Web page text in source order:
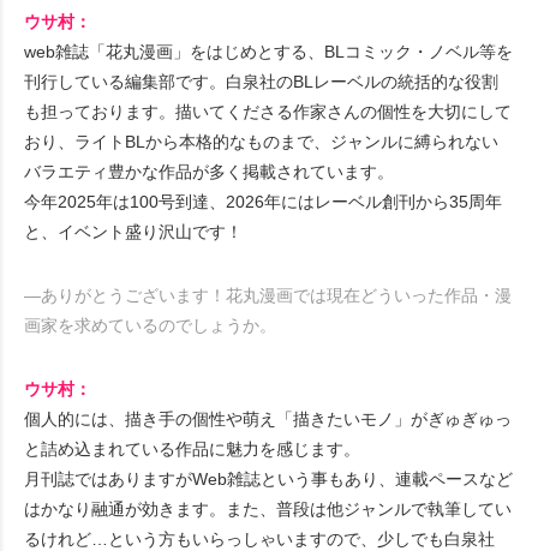
ウサ村：
web雑誌「花丸漫画」をはじめとする、BLコミック・ノベル等を
刊行している編集部です。白泉社のBLレーベルの統括的な役割
も担っております。描いてくださる作家さんの個性を大切にして
おり、ライトBLから本格的なものまで、ジャンルに縛られない
バラエティ豊かな作品が多く掲載されています。
今年2025年は100号到達、2026年にはレーベル創刊から35周年
と、イベント盛り沢山です！
―ありがとうございます！花丸漫画では現在どういった作品・漫
画家を求めているのでしょうか。
ウサ村：
個人的には、描き手の個性や萌え「描きたいモノ」がぎゅぎゅっ
と詰め込まれている作品に魅力を感じます。
月刊誌ではありますがWeb雑誌という事もあり、連載ペースなど
はかなり融通が効きます。また、普段は他ジャンルで執筆してい
るけれど…という方もいらっしゃいますので、少しでも白泉社